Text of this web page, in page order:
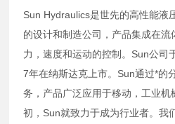
Sun Hydraulics是世先的高性能液
的设计和制造公司，产品集成在
力，速度和运动的控制。Sun公司
7年在纳斯达克上市。Sun通过*的
务，产品广泛应用于移动，工业机
初，Sun就致力于成为行业者。我